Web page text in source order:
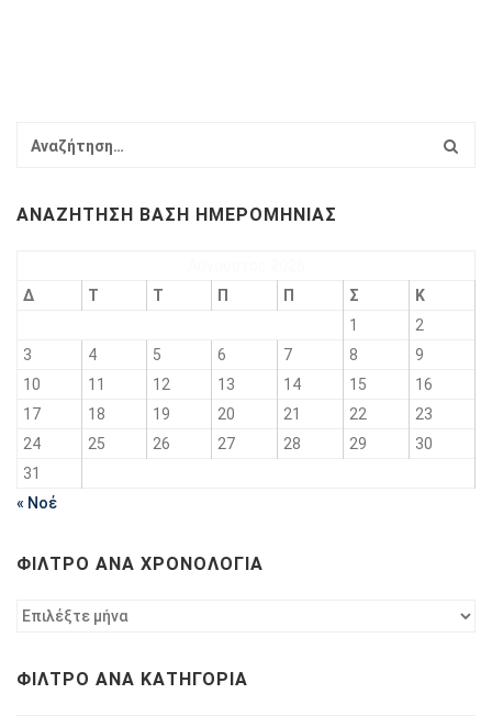
ΑΝΑΖΉΤΗΣΗ ΒΆΣΗ ΗΜΕΡΟΜΗΝΊΑΣ
Δ
Τ Τ Π Π Σ
Κ
1
2
3
4 5 6 7 8
9
10
11 12 13 14 15
16
17
18 19 20 21 22
23
24
25 26 27 28 29
30
31
« Νοέ
ΦΊΛΤΡΟ ΑΝΆ ΧΡΟΝΟΛΟΓΊΑ
Φίλτρο
ΦΊΛΤΡΟ ΑΝΆ ΚΑΤΗΓΟΡΊΑ